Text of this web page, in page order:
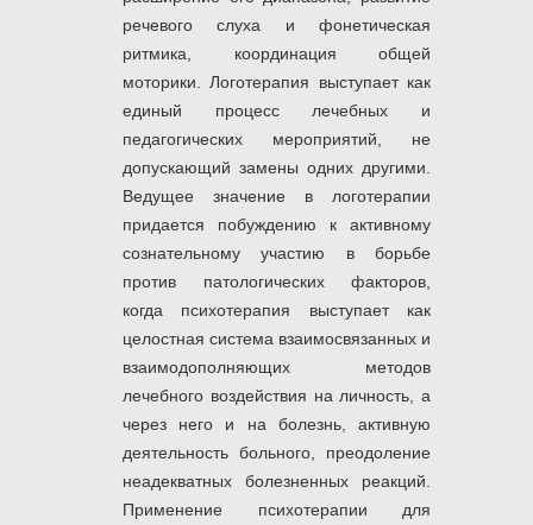
речевого слуха и фонетическая
ритмика, координация общей
моторики. Логотерапия выступает как
единый процесс лечебных и
педагогических мероприятий, не
допускающий замены одних другими.
Ведущее значение в логотерапии
придается побуждению к активному
сознательному участию в борьбе
против патологических факторов,
когда психотерапия выступает как
целостная система взаимосвязанных и
взаимодополняющих методов
лечебного воздействия на личность, а
через него и на болезнь, активную
деятельность больного, преодоление
неадекватных болезненных реакций.
Применение психотерапии для